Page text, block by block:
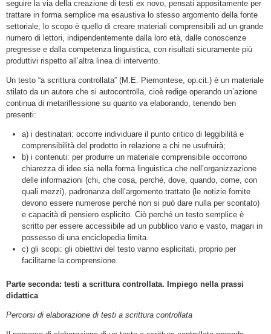
seguire la via della creazione di testi ex novo, pensati appositamente per
trattare in forma semplice ma esaustiva lo stesso argomento della fonte
settoriale; lo scopo è quello di creare materiali comprensibili ad un grande
numero di lettori, indipendentemente dalla loro età, dalle conoscenze
pregresse e dalla competenza linguistica, con risultati sicuramente più
produttivi rispetto all’altra linea di intervento.
Un testo “a scrittura controllata” (M.E. Piemontese, op.cit.) è un materiale
stilato da un autore che si autocontrolla, cioè redige operando un’azione
continua di metariflessione su quanto va elaborando, tenendo ben
presenti:
a) i destinatari: occorre individuare il punto critico di leggibilità e
comprensibilità del prodotto in relazione a chi ne usufruirà;
b) i contenuti: per produrre un materiale comprensibile occorrono
chiarezza di idee sia nella forma linguistica che nell’organizzazione
delle informazioni (chi, che cosa, perché, dove, quando, come, con
quali mezzi), padronanza dell’argomento trattato (le notizie fornite
devono essere numerose perché non si può dare nulla per scontato)
e capacità di pensiero esplicito. Ciò perché un testo semplice è
scritto per essere accessibile ad un pubblico vario e vasto, magari in
possesso di una enciclopedia limita.
c) gli scopi: gli obiettivi del testo vanno esplicitati, proprio per
facilitarne la comprensione.
Parte seconda: testi a scrittura controllata. Impiego nella prassi
didattica
Percorsi di elaborazione di testi a scrittura controllata